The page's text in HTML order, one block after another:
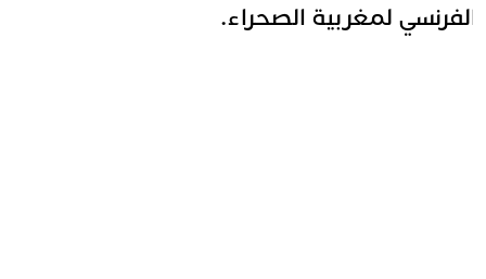
لمغربية الصحراء.